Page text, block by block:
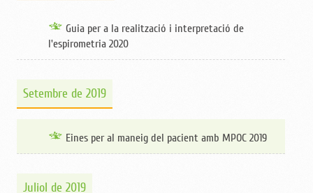
Guia per a la realització i interpretació de
l'espirometria 2020
Setembre de 2019
Eines per al maneig del pacient amb MPOC 2019
Juliol de 2019